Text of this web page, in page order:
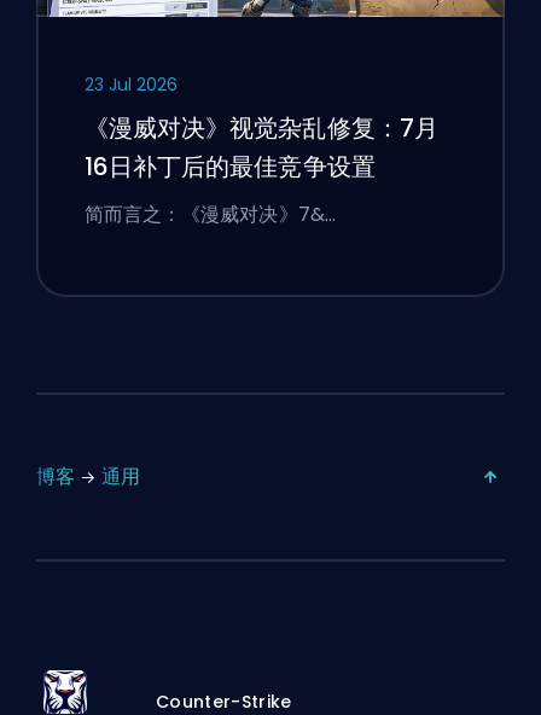
23 Jul 2026
《漫威对决》视觉杂乱修复：7月
16日补丁后的最佳竞争设置
简而言之：《漫威对决》7&…
博客 通用
Counter-Strike